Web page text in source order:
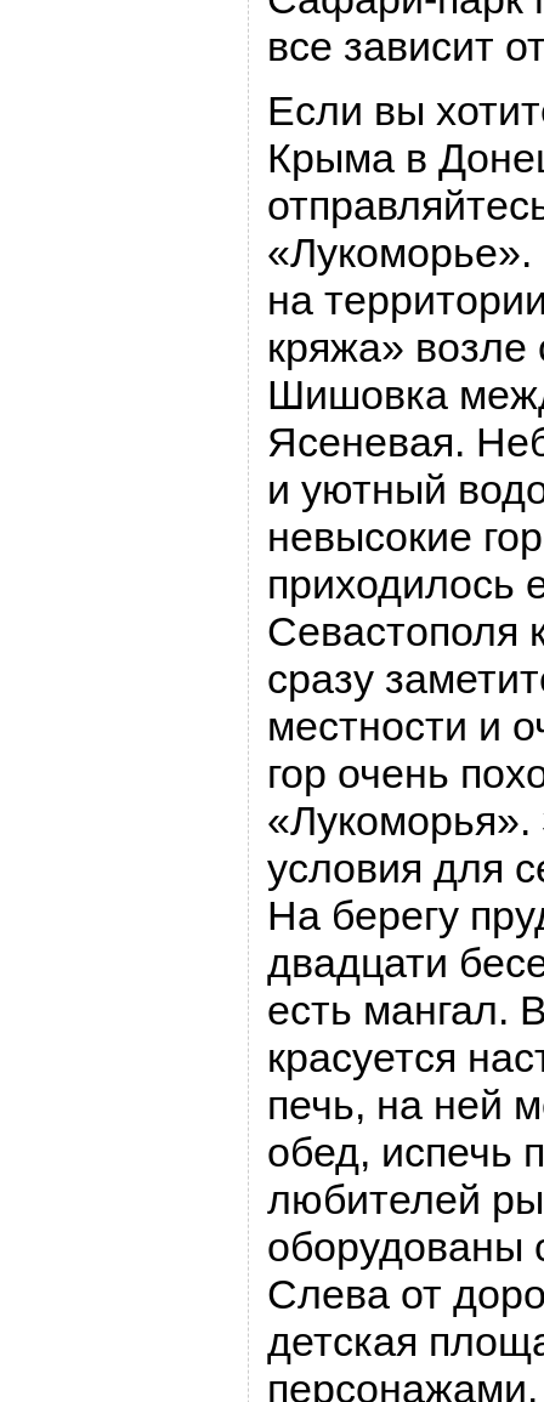
все зависит
Если вы
Крыма в
на
кряжа»
Шишовка
Ясеневая.
и уютный
невысокие
приходилось
Севастополя
сразу
местности и
гор очень
«Лукоморья».
условия для
На берегу
двадцати
есть мангал.
красуется
печь, на ней
обед, испечь
любителей
оборудованы
Слева от
детская